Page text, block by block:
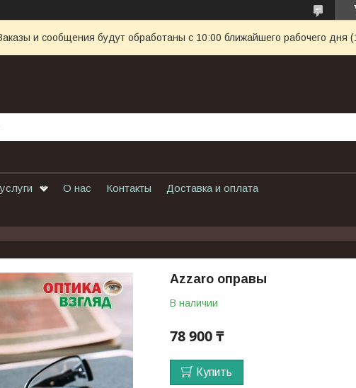
и сообщения будут обработаны с 10:00 ближайшего рабочего дня
О нас Контакты Доставка и оплата
Azzaro оправы
В наличии
78 900 ₸
Купить